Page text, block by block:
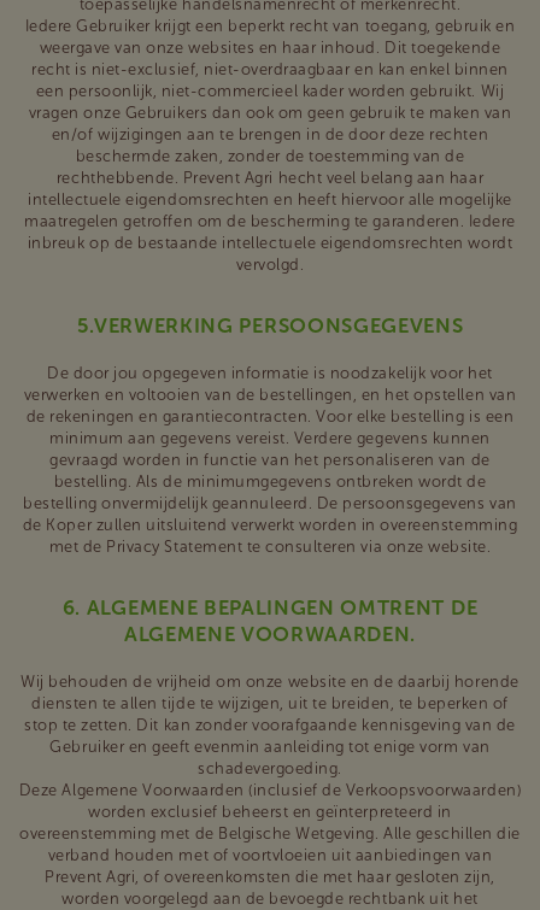
toepasselijke handelsnamenrecht of merkenrecht.
Iedere Gebruiker krijgt een beperkt recht van toegang, gebruik en
weergave van onze websites en haar inhoud. Dit toegekende
recht is niet-exclusief, niet-overdraagbaar en kan enkel binnen
een persoonlijk, niet-commercieel kader worden gebruikt. Wij
vragen onze Gebruikers dan ook om geen gebruik te maken van
en/of wijzigingen aan te brengen in de door deze rechten
beschermde zaken, zonder de toestemming van de
rechthebbende. Prevent Agri hecht veel belang aan haar
intellectuele eigendomsrechten en heeft hiervoor alle mogelijke
maatregelen getroffen om de bescherming te garanderen. Iedere
inbreuk op de bestaande intellectuele eigendomsrechten wordt
vervolgd.
5.VERWERKING PERSOONSGEGEVENS
De door jou opgegeven informatie is noodzakelijk voor het
verwerken en voltooien van de bestellingen, en het opstellen van
de rekeningen en garantiecontracten. Voor elke bestelling is een
minimum aan gegevens vereist. Verdere gegevens kunnen
gevraagd worden in functie van het personaliseren van de
bestelling. Als de minimumgegevens ontbreken wordt de
bestelling onvermijdelijk geannuleerd. De persoonsgegevens van
de Koper zullen uitsluitend verwerkt worden in overeenstemming
met de Privacy Statement te consulteren via onze website.
6. ALGEMENE BEPALINGEN OMTRENT DE
ALGEMENE VOORWAARDEN.
Wij behouden de vrijheid om onze website en de daarbij horende
diensten te allen tijde te wijzigen, uit te breiden, te beperken of
stop te zetten. Dit kan zonder voorafgaande kennisgeving van de
Gebruiker en geeft evenmin aanleiding tot enige vorm van
schadevergoeding.
Deze Algemene Voorwaarden (inclusief de Verkoopsvoorwaarden)
worden exclusief beheerst en geïnterpreteerd in
overeenstemming met de Belgische Wetgeving. Alle geschillen die
verband houden met of voortvloeien uit aanbiedingen van
Prevent Agri, of overeenkomsten die met haar gesloten zijn,
worden voorgelegd aan de bevoegde rechtbank uit het